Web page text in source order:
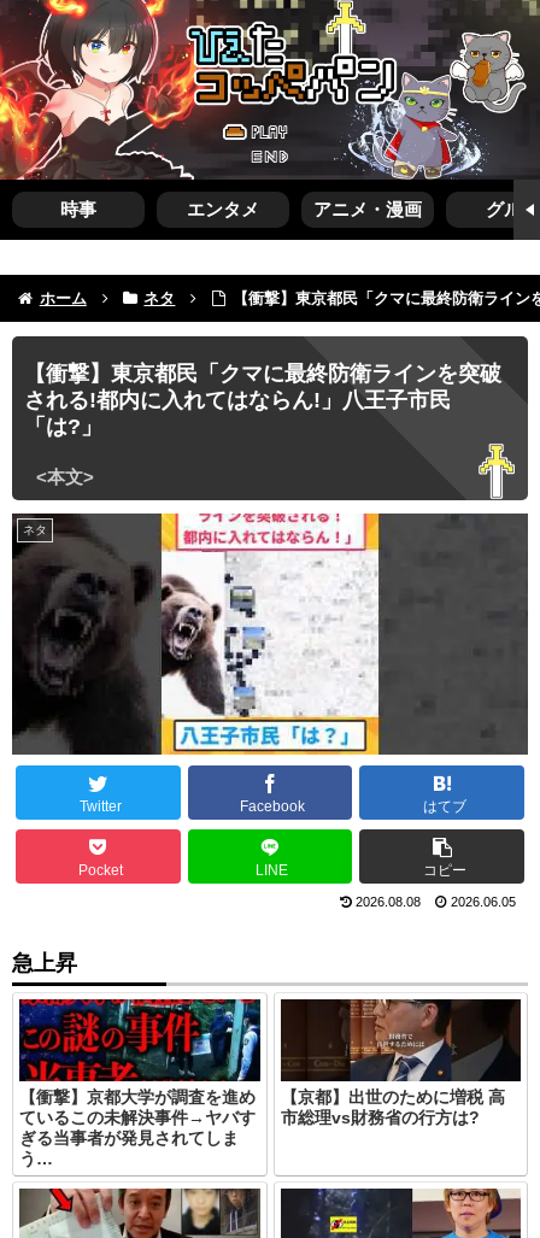
時事 エンタメ アニメ・漫画 グルメ
ホーム ネタ 【衝撃】東京都民「クマに最終防衛ライ
【衝撃】東京都民「クマに最終防衛ラインを突破
される!都内に入れてはならん!」八王子市民
「は?」
ネタ
Twitter Facebook はてブ
Pocket LINE コピー
2026.08.08 2026.06.05
急上昇
【衝撃】京都大学が調査を進め
ているこの未解決事件→ヤバす
ぎる当事者が発見されてしま
う…
【京都】出世のために増税 高
市総理vs財務省の行方は?